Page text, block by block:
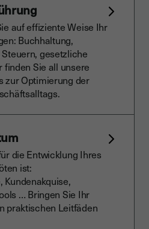
auf effiziente Weise Ihr
Buchhaltung,
gesetzliche
Sie all unsere
zur Optimierung der
die Entwicklung Ihres
ist:
… Bringen Sie Ihr
praktischen Leitfäden